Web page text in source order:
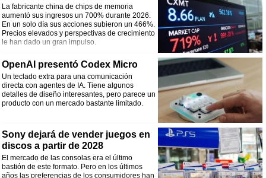
La fabricante china de chips de memoria
aumentó sus ingresos un 700% durante 2026.
En un solo día sus acciones subieron un 466%.
Precios elevados y perspectivas de crecimiento
le han dado un gran impulso.
OpenAI presentó Codex Micro
Un teclado extra para una comunicación
directa con agentes de IA. Tiene algunos
detalles de diseño interesantes, pero parece un
producto con un mercado bastante limitado.
Sony dejará de vender juegos en
discos a partir de 2028
El mercado de las consolas era el último
bastión de este formato. Pero en los últimos
años las preferencias de los consumidores han